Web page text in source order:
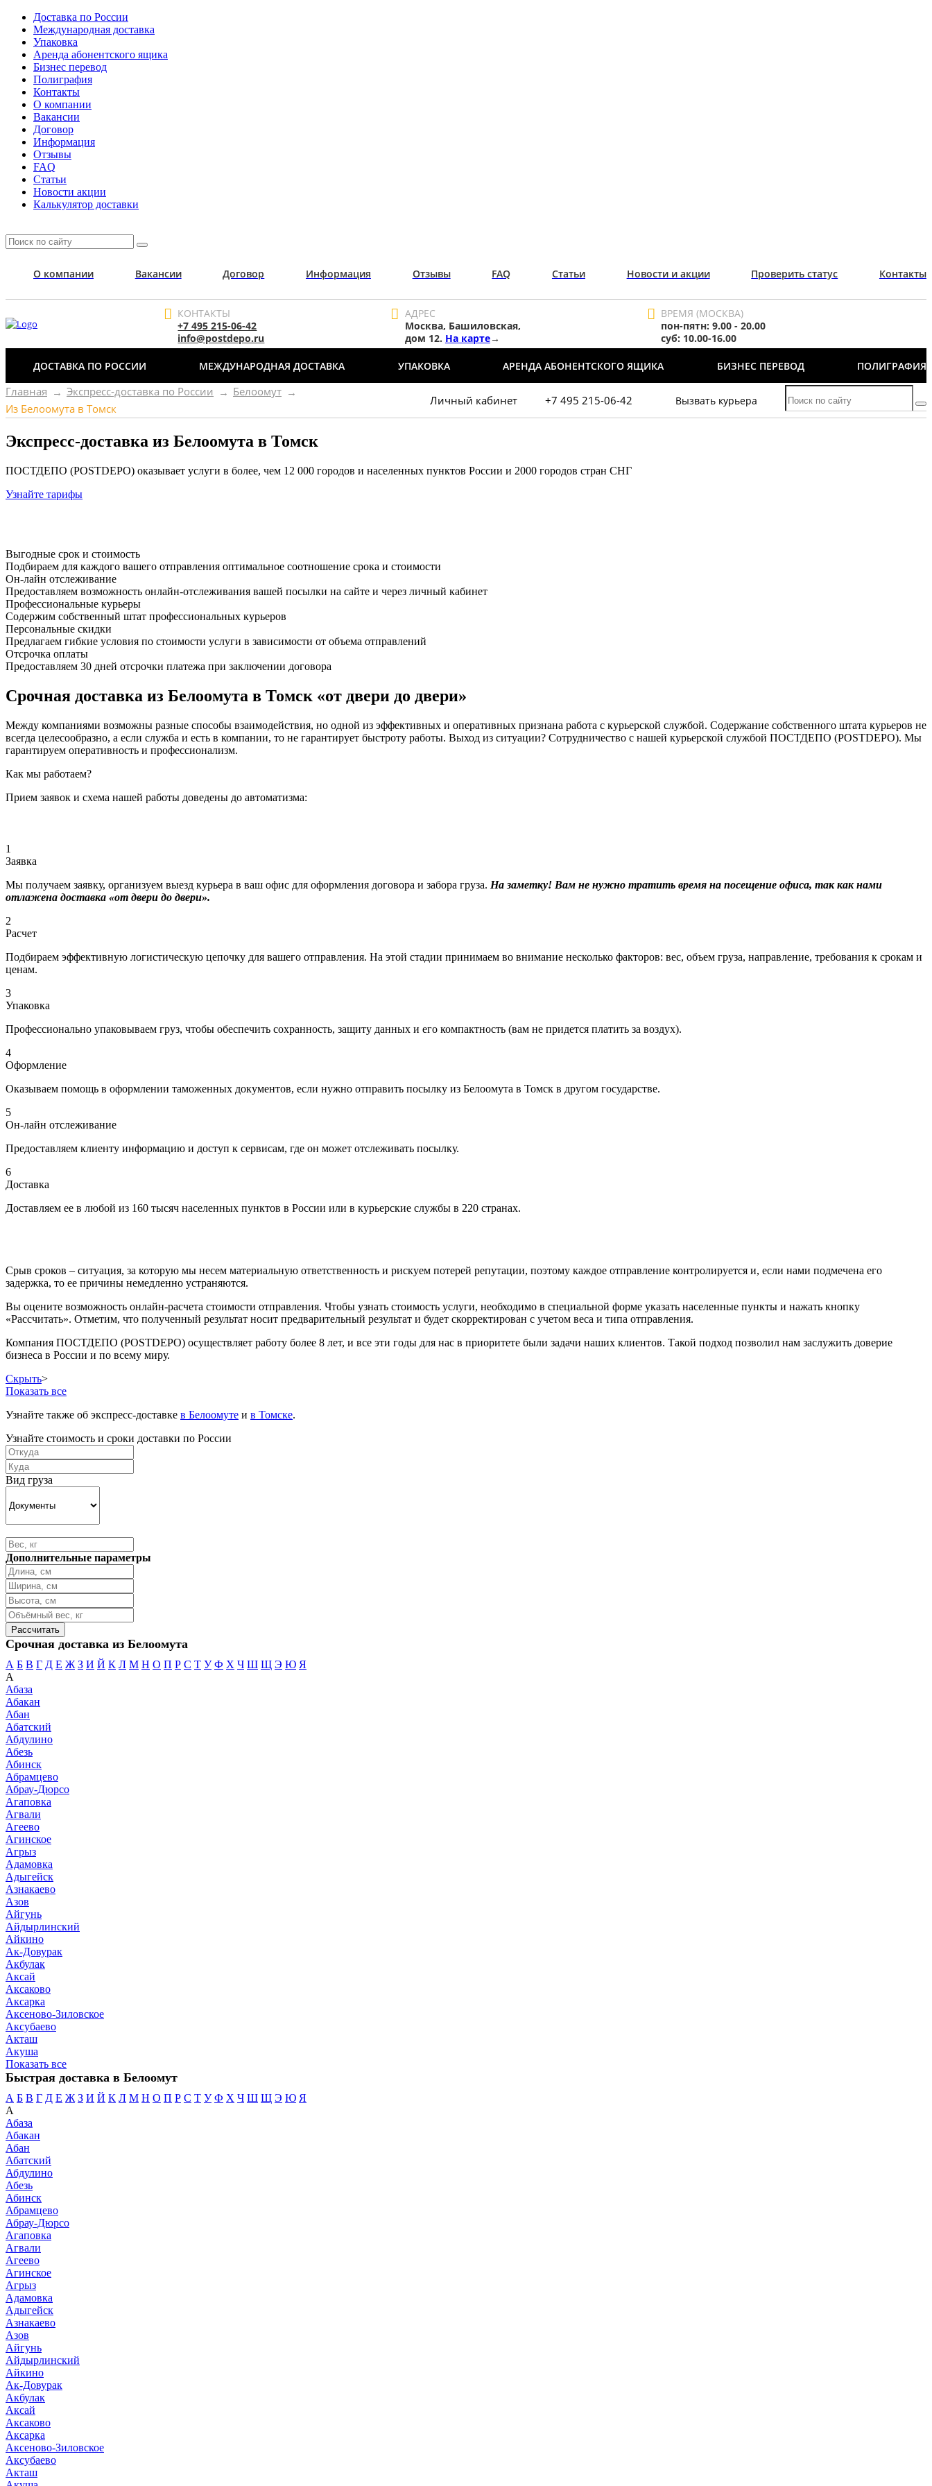
Доставка по России
Международная доставка
Упаковка
Аренда абонентского ящика
Бизнес перевод
Полиграфия
Контакты
О компании
Вакансии
Договор
Информация
Отзывы
FAQ
Статьи
Новости акции
Калькулятор доставки
О компании Вакансии Договор Информация Отзывы FAQ Статьи Новости и акции Проверить статус Контакты
КОНТАКТЫ
+7 495 215-06-42
info@postdepo.ru
АДРЕС
Москва, Башиловская,
дом 12. На карте→
ВРЕМЯ (МОСКВА)
пон-пятн: 9.00 - 20.00
суб: 10.00-16.00
ДОСТАВКА ПО РОССИИ МЕЖДУНАРОДНАЯ ДОСТАВКА УПАКОВКА АРЕНДА АБОНЕНТСКОГО ЯЩИКА БИЗНЕС ПЕРЕВОД ПОЛИГРАФИЯ
Главная Экспресс-доставка по России
Белоомут
Из Белоомута в Томск
Личный кабинет +7 495 215-06-42 Вызвать курьера
Экспресс-доставка из Белоомута в Томск
ПОСТДЕПО (POSTDEPO) оказывает услуги в более, чем 12 000 городов и населенных пунктов России и 2000 городов стран СНГ
Узнайте тарифы
Выгодные срок и стоимость
Подбираем для каждого вашего отправления оптимальное соотношение срока и стоимости
Он-лайн отслеживание
Предоставляем возможность онлайн-отслеживания вашей посылки на сайте и через личный кабинет
Профессиональные курьеры
Содержим собственный штат профессиональных курьеров
Персональные скидки
Предлагаем гибкие условия по стоимости услуги в зависимости от объема отправлений
Отсрочка оплаты
Предоставляем 30 дней отсрочки платежа при заключении договора
Срочная доставка из Белоомута в Томск «от двери до двери»
Между компаниями возможны разные способы взаимодействия, но одной из эффективных и оперативных признана работа с курьерской службой. Содержание собственного штата курьеров не
всегда целесообразно, а если служба и есть в компании, то не гарантирует быстроту работы. Выход из ситуации? Сотрудничество с нашей курьерской службой ПОСТДЕПО (POSTDEPO). Мы
гарантируем оперативность и профессионализм.
Как мы работаем?
Прием заявок и схема нашей работы доведены до автоматизма:
1
Заявка
Мы получаем заявку, организуем выезд курьера в ваш офис для оформления договора и забора груза. На заметку! Вам не нужно тратить время на посещение офиса, так как нами
отлажена доставка «от двери до двери».
2
Расчет
Подбираем эффективную логистическую цепочку для вашего отправления. На этой стадии принимаем во внимание несколько факторов: вес, объем груза, направление, требования к срокам и
ценам.
3
Упаковка
Профессионально упаковываем груз, чтобы обеспечить сохранность, защиту данных и его компактность (вам не придется платить за воздух).
4
Оформление
Оказываем помощь в оформлении таможенных документов, если нужно отправить посылку из Белоомута в Томск в другом государстве.
5
Он-лайн отслеживание
Предоставляем клиенту информацию и доступ к сервисам, где он может отслеживать посылку.
6
Доставка
Доставляем ее в любой из 160 тысяч населенных пунктов в России или в курьерские службы в 220 странах.
Срыв сроков – ситуация, за которую мы несем материальную ответственность и рискуем потерей репутации, поэтому каждое отправление контролируется и, если нами подмечена его
задержка, то ее причины немедленно устраняются.
Вы оцените возможность онлайн-расчета стоимости отправления. Чтобы узнать стоимость услуги, необходимо в специальной форме указать населенные пункты и нажать кнопку
«Рассчитать». Отметим, что полученный результат носит предварительный результат и будет скорректирован с учетом веса и типа отправления.
Компания ПОСТДЕПО (POSTDEPO) осуществляет работу более 8 лет, и все эти годы для нас в приоритете были задачи наших клиентов. Такой подход позволил нам заслужить доверие
бизнеса в России и по всему миру.
Скрыть>
Показать все
Узнайте также об экспресс-доставке в Белоомуте и в Томске.
Узнайте стоимость и сроки доставки по России
Вид груза
Дополнительные параметры
Срочная доставка из Белоомута
А Б В Г Д Е Ж З И Й К Л М Н О П Р С Т У Ф Х Ч Ш Щ Э Ю Я
А
Абаза
Абакан
Абан
Абатский
Абдулино
Абезь
Абинск
Абрамцево
Абрау-Дюрсо
Агаповка
Агвали
Агеево
Агинское
Агрыз
Адамовка
Адыгейск
Азнакаево
Азов
Айгунь
Айдырлинский
Айкино
Ак-Довурак
Акбулак
Аксай
Аксаково
Аксарка
Аксеново-Зиловское
Аксубаево
Акташ
Акуша
Показать все
Быстрая доставка в Белоомут
А Б В Г Д Е Ж З И Й К Л М Н О П Р С Т У Ф Х Ч Ш Щ Э Ю Я
А
Абаза
Абакан
Абан
Абатский
Абдулино
Абезь
Абинск
Абрамцево
Абрау-Дюрсо
Агаповка
Агвали
Агеево
Агинское
Агрыз
Адамовка
Адыгейск
Азнакаево
Азов
Айгунь
Айдырлинский
Айкино
Ак-Довурак
Акбулак
Аксай
Аксаково
Аксарка
Аксеново-Зиловское
Аксубаево
Акташ